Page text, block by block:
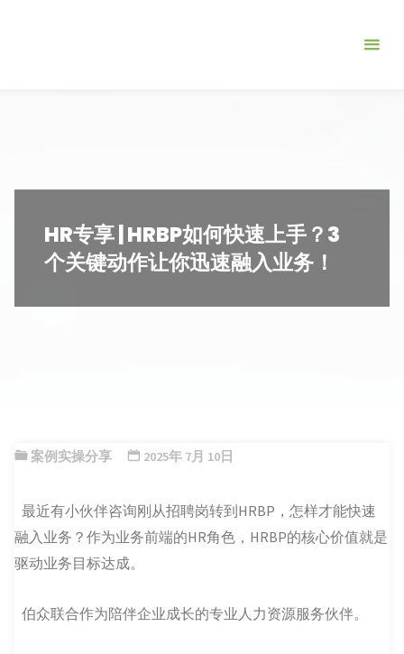
管
有
HR专享 | HRBP如何快速上手？3
个关键动作让你迅速融入业务！
案例实操分享 2025年 7月 10日
最近有小伙伴咨询刚从招聘岗转到HRBP，怎样才能快速
融入业务？作为业务前端的HR角色，HRBP的核心价值就是
驱动业务目标达成。
伯众联合作为陪伴企业成长的专业人力资源服务伙伴。